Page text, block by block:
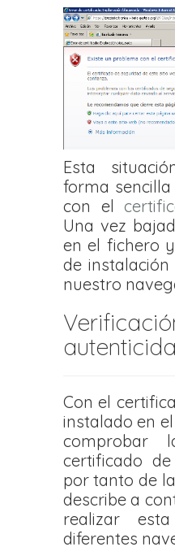
Esta
forma
con el
Una vez
en el fichero
de
nuestro
Con el
instalado en
comprobar
certificado
por tanto de
describe a
realizar
diferentes